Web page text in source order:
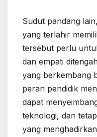
Sudut pandang
yang terlahir
tersebut perlu
dan empati
yang berkembang
peran pendidik
dapat
teknologi, dan
yang